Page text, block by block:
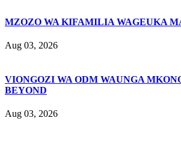
MZOZO WA KIFAMILIA WAGEUKA
Aug 03, 2026
VIONGOZI WA ODM WAUNGA
BEYOND
Aug 03, 2026